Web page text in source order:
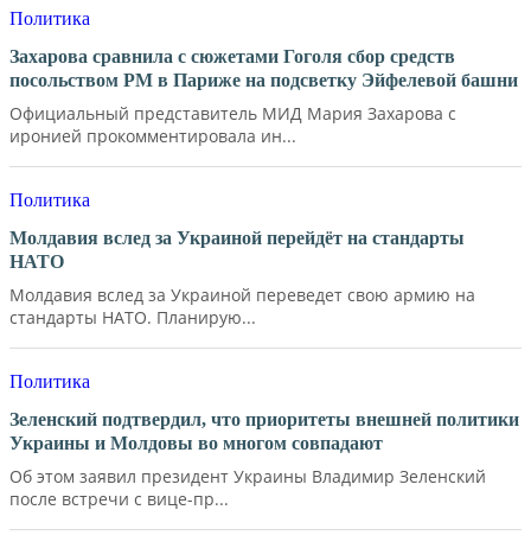
Политика
Захарова сравнила с сюжетами Гоголя сбор средств
посольством РМ в Париже на подсветку Эйфелевой башни
Официальный представитель МИД Мария Захарова с
иронией прокомментировала ин...
Политика
Молдавия вслед за Украиной перейдёт на стандарты
НАТО
Молдавия вслед за Украиной переведет свою армию на
стандарты НАТО. Планирую...
Политика
Зеленский подтвердил, что приоритеты внешней политики
Украины и Молдовы во многом совпадают
Об этом заявил президент Украины Владимир Зеленский
после встречи с вице-пр...